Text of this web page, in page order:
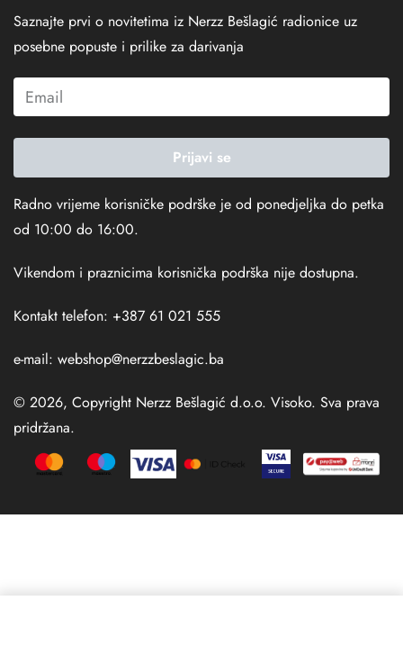
Saznajte prvi o novitetima iz Nerzz Bešlagić radionice uz
posebne popuste i prilike za darivanja
Prijavi se
Radno vrijeme korisničke podrške je od ponedjeljka do petka
od 10:00 do 16:00.
Vikendom i praznicima korisnička podrška nije dostupna.
Kontakt telefon: +387 61 021 555
e-mail: webshop@nerzzbeslagic.ba
© 2026, Copyright Nerzz Bešlagić d.o.o. Visoko. Sva prava
pridržana.